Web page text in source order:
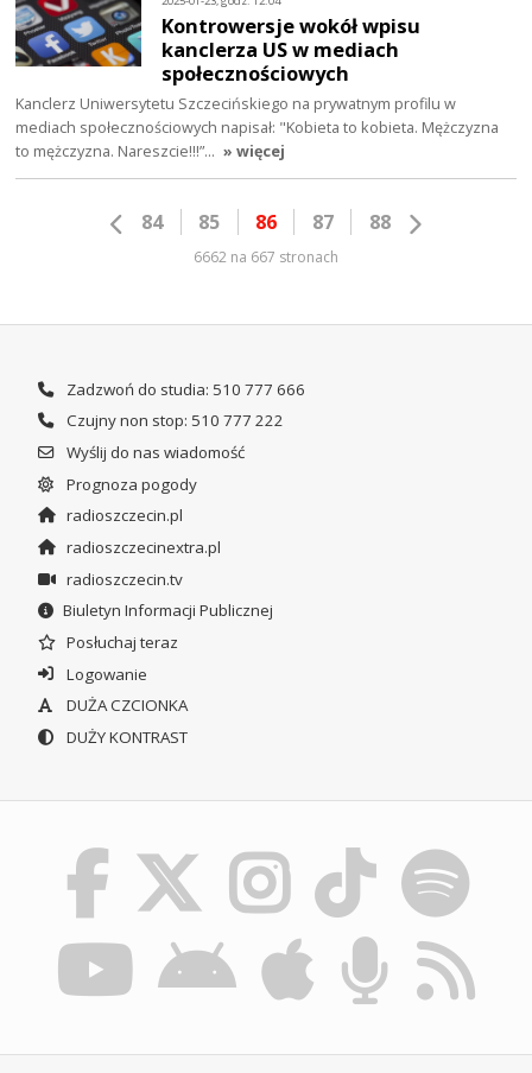
Kontrowersje wokół wpisu
kanclerza US w mediach
społecznościowych
Kanclerz Uniwersytetu Szczecińskiego na prywatnym profilu w
mediach społecznościowych napisał: "Kobieta to kobieta. Mężczyzna
to mężczyzna. Nareszcie!!!”… » więcej
84 85 86 87 88
6662 na 667 stronach
Zadzwoń do studia: 510 777 666
Czujny non stop: 510 777 222
Wyślij do nas wiadomość
Prognoza pogody
radioszczecin.pl
radioszczecinextra.pl
radioszczecin.tv
Biuletyn Informacji Publicznej
Posłuchaj teraz
Logowanie
DUŻA CZCIONKA
DUŻY KONTRAST